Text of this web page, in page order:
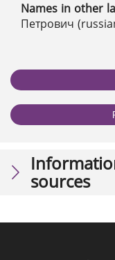
Names in other
Петрович
sources